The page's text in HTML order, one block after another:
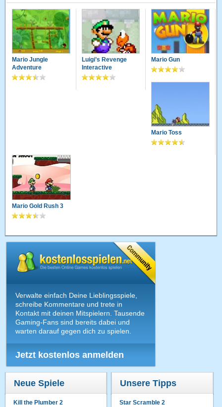
Mario Jungle
Adventure
Luigi’s Revenge
Interactive
Mario Gun
Mario Toss
Mario Gold Rush 3
Verwalte einfach Deine Lieblingsspiele,
schreibe Kommentare und trete in
Kontakt mit deinen Mitspielern. Tausende
Gaming-Fans sind bereits dabei und
warten darauf gegen dich zu spielen.
Jetzt kostenlos anmelden
Neue Spiele
Kill the Plumber 2
Unsere Tipps
Star Scramble 2